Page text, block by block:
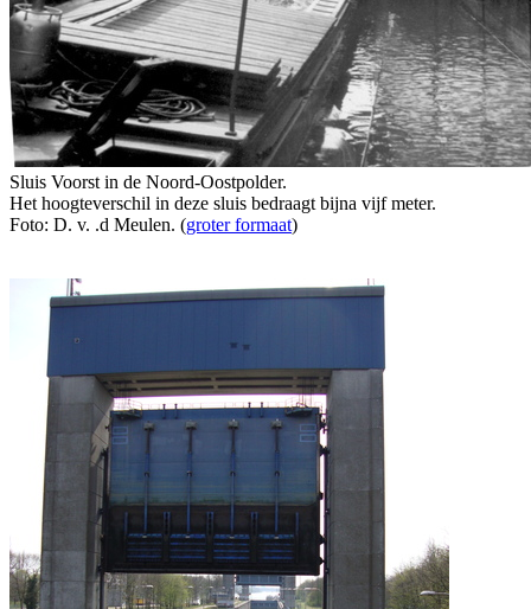
Sluis Voorst in de Noord-Oostpolder.
Het hoogteverschil in deze sluis bedraagt bijna vijf meter.
Foto: D. v. .d Meulen. (groter formaat)